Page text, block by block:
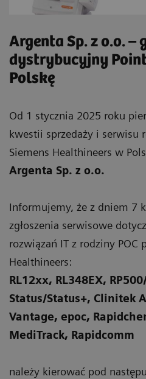
Argenta Sp. z o.o. –
dystrybucyjny Point
Polskę
Od 1 stycznia 2025 roku
kwestii sprzedaży i serwisu
Siemens Healthineers w
Argenta Sp. z o.o.
Informujemy, że z dniem 7
zgłoszenia serwisowe
rozwiązań IT z rodziny POC
Healthineers:
RL12xx, RL348EX,
Status/Status+, Clinitek
Vantage, epoc,
MediTrack, Rapidcomm
należy kierować pod